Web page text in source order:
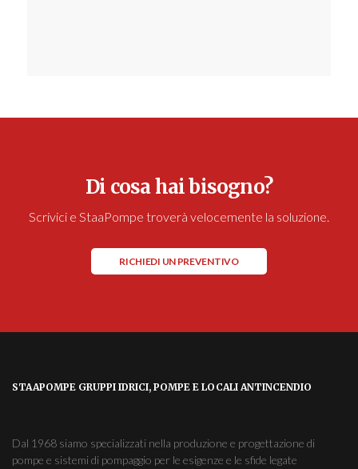
Di cosa hai bisogno?
Scrivici e StaaPompe troverà velocemente la soluzione.
RICHIEDI UN PREVENTIVO
STAAPOMPE GRUPPI IDRICI, POMPE E LOCALI ANTINCENDIO
Dal 1968 siamo specializzati nella produzione e progettazione di
pompe e sistemi di pompaggio per le esigenze e le sfide legate